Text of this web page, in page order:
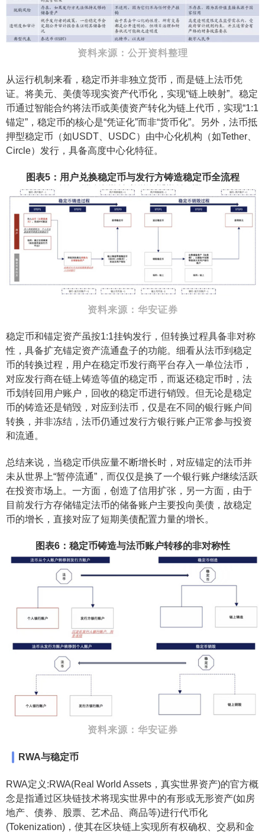
资料来源：公开资料整理
从运行机制来看，稳定币并非独立货币，而是链上法币凭
证。将美元、美债等现实资产代币化，实现“链上映射”。稳定
币通过智能合约将法币或美债资产转化为链上代币，实现“1:1
锚定”，稳定币的核心是“凭证化”而非“货币化”。另外，法币抵
押型稳定币（如USDT、USDC）由中心化机构（如Tether、
Circle）发行，具备高度中心化特征。
图表5：用户兑换稳定币与发行方铸造稳定币全流程
资料来源：华安证券
稳定币和锚定资产虽按1:1挂钩发行，但转换过程具备非对称
性，具备扩充锚定资产流通盘子的功能。细看从法币到稳定
币的转换过程，用户在稳定币发行商平台存入一单位法币，
对应发行商在链上铸造等值的稳定币，而返还稳定币时，法
币划转回用户账户，回收的稳定币进行销毁。但无论是稳定
币的铸造还是销毁，对应到法币，仅是在不同的银行账户间
转换，并非冻结，法币仍通过发行方银行账户正常参与投资
和流通。
总结来说，当稳定币供应量不断增长时，对应锚定的法币并
未从世界上“暂停流通”，而仅仅是换了一个银行账户继续活跃
在投资市场上。一方面，创造了信用扩张，另一方面，由于
目前发行方存储锚定法币的储备账户主要投向美债，故稳定
币的增长，直接对应了短期美债配置力量的增长。
图表6：稳定币铸造与法币账户转移的非对称性
资料来源：华安证券
RWA与稳定币
RWA定义:RWA(Real World Assets，真实世界资产)的官方概
念是指通过区块链技术将现实世界中的有形或无形资产(如房
地产、债券、股票、艺术品、商品等)进行代币化
(Tokenization)，使其在区块链上实现所有权确权、交易和金